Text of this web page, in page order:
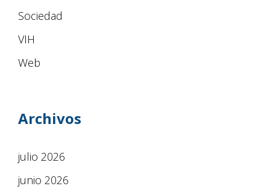
Sociedad
VIH
Web
Archivos
julio 2026
junio 2026